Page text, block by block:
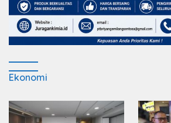
Ekonomi